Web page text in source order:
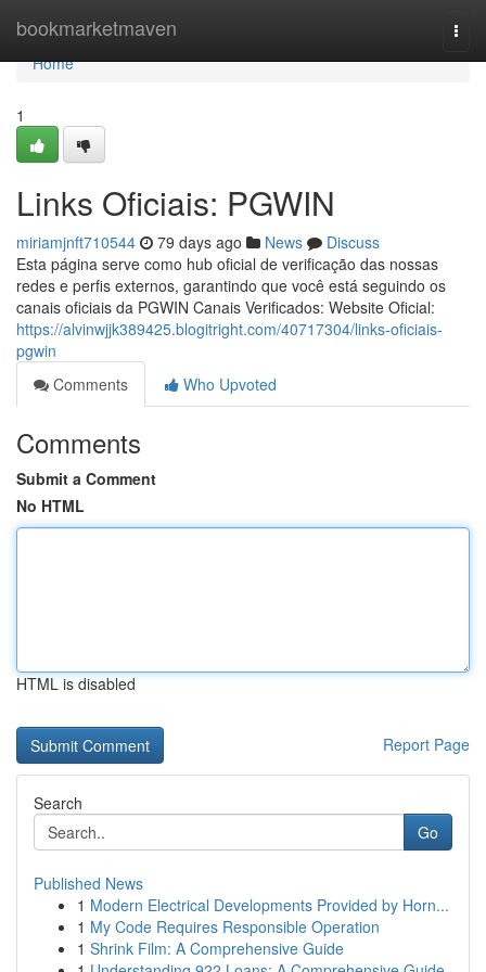
bookmarketmaven
Home
Home
1
Links Oficiais: PGWIN
miriamjnft710544 79 days ago News
Discuss
Esta página serve como hub oficial de verificação das nossas
redes e perfis externos, garantindo que você está seguindo os
canais oficiais da PGWIN Canais Verificados: Website Oficial:
https://alvinwjjk389425.blogitright.com/40717304/links-oficiais-
pgwin
Comments
Who Upvoted
Comments
Submit a Comment
No HTML
HTML is disabled
Report Page
Search
Go
Published News
1 Modern Electrical Developments Provided by Horn...
1 My Code Requires Responsible Operation
1 Shrink Film: A Comprehensive Guide